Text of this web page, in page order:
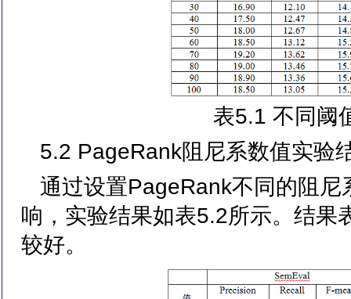
表5.1 不同阈
5.2 PageRank阻尼系数值实验
通过设置PageRank不同的阻
响，实验结果如表5.2所示。结果
较好。